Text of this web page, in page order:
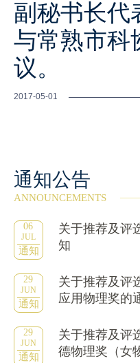
副秘书长代
与常熟市科
议。
2017-05-01
通知公告
ANNOUNCEMENTS
06
JUL
通知
关于推荐及评
知
29
JUN
通知
关于推荐及评
应用物理奖的
29
JUN
通知
关于推荐及评
德物理奖（女